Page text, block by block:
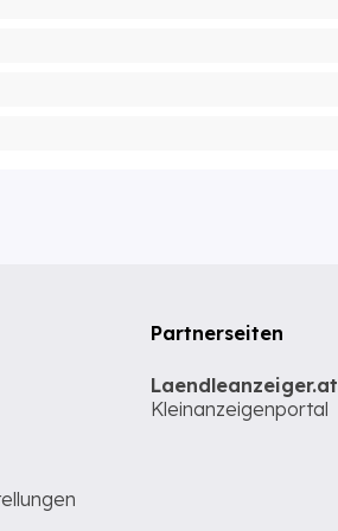
Partnerseiten
Laendleanzeiger.at
Kleinanzeigenportal